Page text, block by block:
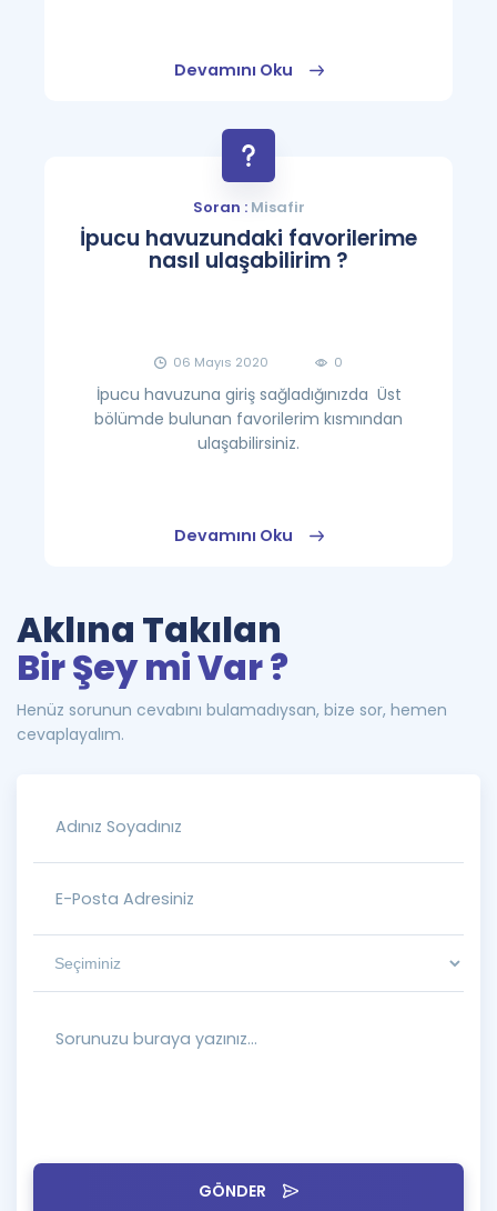
Devamını Oku
Soran :Misafir
İpucu havuzundaki favorilerime
nasıl ulaşabilirim ?
06 Mayıs 2020 0
İpucu havuzuna giriş sağladığınızda Üst
bölümde bulunan favorilerim kısmından
ulaşabilirsiniz.
Devamını Oku
GÖNDER
Aklına Takılan
Bir Şey mi Var ?
Henüz sorunun cevabını bulamadıysan, bize sor, hemen
cevaplayalım.